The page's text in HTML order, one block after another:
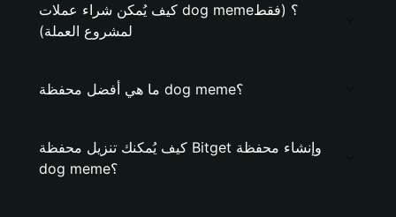
كيف يُمكن شراء عملات dog meme؟ (فقط
لمشروع العملة)
ما هي أفضل محفظة dog meme؟
كيف يُمكنك تنزيل محفظة Bitget وإنشاء محفظة
dog meme؟